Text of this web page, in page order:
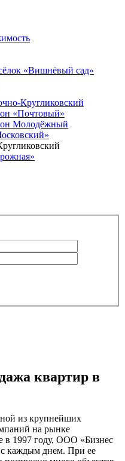
«Вишнёвый сад»
Кругликовский
«Почтовый»
Молодёжный
квартир в
из крупнейших
на рынке
в 1997 году, ООО «Бизнес
с каждым днем. При ее